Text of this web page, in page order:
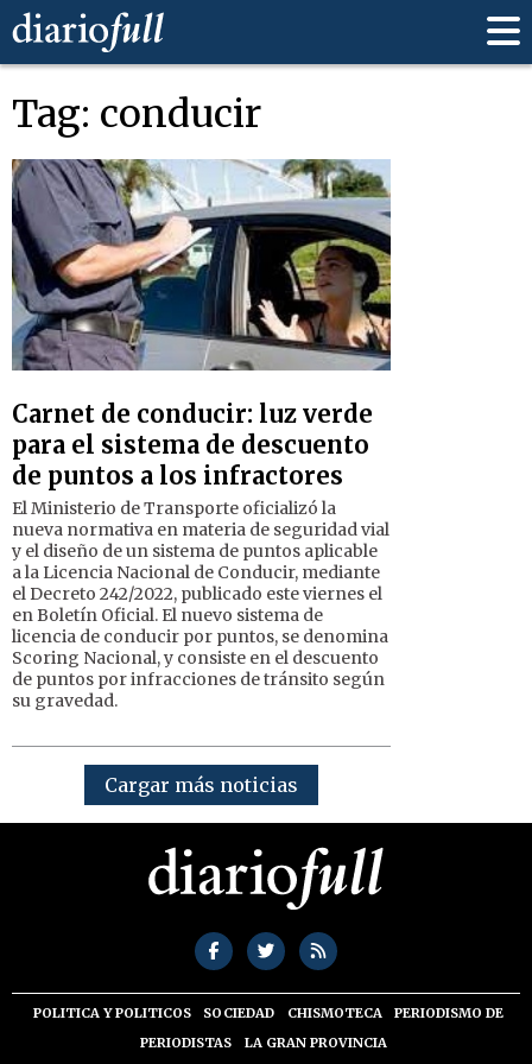
Tag: conducir
Carnet de conducir: luz verde
para el sistema de descuento
de puntos a los infractores
El Ministerio de Transporte oficializó la
nueva normativa en materia de seguridad vial
y el diseño de un sistema de puntos aplicable
a la Licencia Nacional de Conducir, mediante
el Decreto 242/2022, publicado este viernes el
en Boletín Oficial. El nuevo sistema de
licencia de conducir por puntos, se denomina
Scoring Nacional, y consiste en el descuento
de puntos por infracciones de tránsito según
su gravedad.
Cargar más noticias
POLITICA Y POLITICOS SOCIEDAD CHISMOTECA
PERIODISMO DE
PERIODISTAS
LA GRAN PROVINCIA